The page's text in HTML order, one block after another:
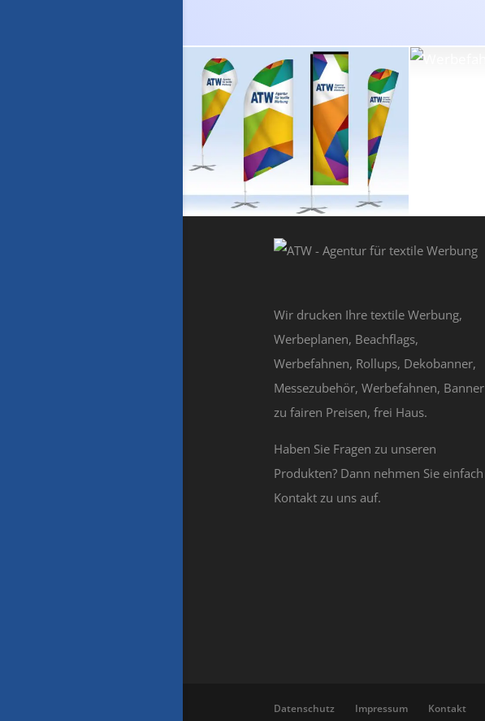
Wir drucken Ihre textile Werbung,
Werbeplanen, Beachflags,
Werbefahnen, Rollups, Dekobanner,
Messezubehör, Werbefahnen, Banner
zu fairen Preisen, frei Haus.
Haben Sie Fragen zu unseren
Produkten? Dann nehmen Sie einfach
Kontakt zu uns auf.
Datenschutz Impressum Kontakt